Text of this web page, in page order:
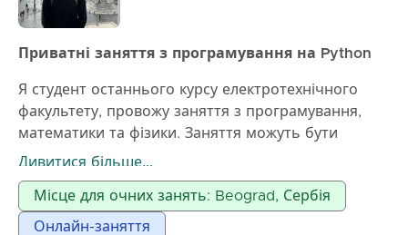
Приватні заняття з програмування на Python
Я студент останнього курсу електротехнічного
факультету, провожу заняття з програмування,
математики та фізики. Заняття можуть бути
онлайн або очно, залежно від домовленості.
Дивитися більше...
Місце для очних занять: Beograd, Сербія
Онлайн-заняття